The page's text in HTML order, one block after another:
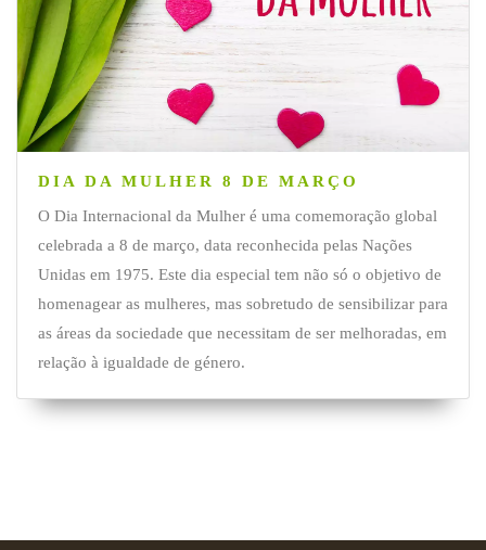
DIA DA MULHER 8 DE MARÇO
O Dia Internacional da Mulher é uma comemoração global
celebrada a 8 de março, data reconhecida pelas Nações
Unidas em 1975. Este dia especial tem não só o objetivo de
homenagear as mulheres, mas sobretudo de sensibilizar para
as áreas da sociedade que necessitam de ser melhoradas, em
relação à igualdade de género.